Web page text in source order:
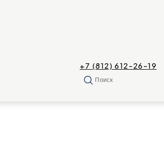
+7 (812) 612-26-19
Поиск